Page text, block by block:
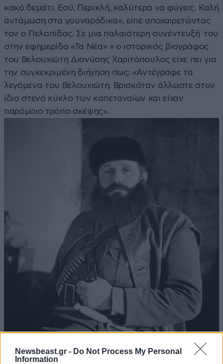
Newsbeast.gr - Do Not Process My Personal
Information
κακό δεμάτι. Εσύ, Περικλή, καλύτερα να φύγεις. Καλή
αντάμωση στα γουναράδικα», είπε αποχαιρετώντας
τον ο Πελοπίδας. Σε μια παλαιότερη συνέντευξή του
στην εφημερίδα «Τα Νέα» » ο ιστορικός βιογράφος
του Βελουχιώτη Διονύσης Χαριτόπουλος είχε πει για
την συγκεκριμένη διήγηση πως: «Αντέγραφε τα
λεγόμενα του Βελουχιώτη. Βρισκόταν άλλωστε στον
ίδιο στενό κύκλο των καπεταναίων και είχαν
παρόμοιο τρόπο σκέψης».
Όσο για τον ίδιο τον Βελουχιώτη φέρεται να